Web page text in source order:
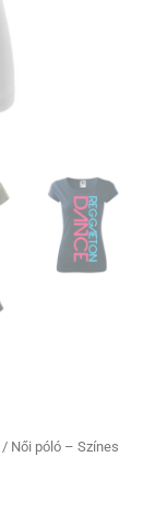
/ Női póló – Színes